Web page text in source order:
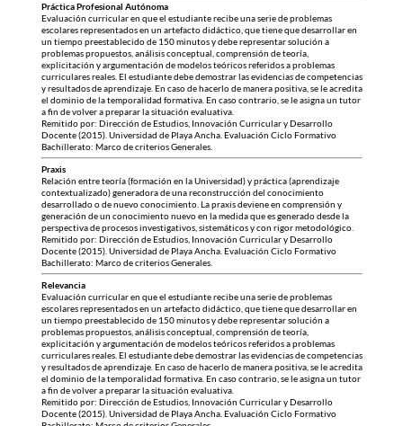
Práctica Profesional Autónoma
Evaluación curricular en que el estudiante recibe una serie de problemas
escolares representados en un artefacto didáctico, que tiene que desarrollar en
un tiempo preestablecido de 150 minutos y debe representar solución a
problemas propuestos, análisis conceptual, comprensión de teoría,
explicitación y argumentación de modelos teóricos referidos a problemas
curriculares reales. El estudiante debe demostrar las evidencias de competencias
y resultados de aprendizaje. En caso de hacerlo de manera positiva, se le acredita
el dominio de la temporalidad formativa. En caso contrario, se le asigna un tutor
a fin de volver a preparar la situación evaluativa.
Remitido por: Dirección de Estudios, Innovación Curricular y Desarrollo
Docente (2015). Universidad de Playa Ancha. Evaluación Ciclo Formativo
Bachillerato: Marco de criterios Generales.
Praxis
Relación entre teoría (formación en la Universidad) y práctica (aprendizaje
contextualizado) generadora de una reconstrucción del conocimiento
desarrollado o de nuevo conocimiento. La praxis deviene en comprensión y
generación de un conocimiento nuevo en la medida que es generado desde la
perspectiva de procesos investigativos, sistemáticos y con rigor metodológico.
Remitido por: Dirección de Estudios, Innovación Curricular y Desarrollo
Docente (2015). Universidad de Playa Ancha. Evaluación Ciclo Formativo
Bachillerato: Marco de criterios Generales.
Relevancia
Evaluación curricular en que el estudiante recibe una serie de problemas
escolares representados en un artefacto didáctico, que tiene que desarrollar en
un tiempo preestablecido de 150 minutos y debe representar solución a
problemas propuestos, análisis conceptual, comprensión de teoría,
explicitación y argumentación de modelos teóricos referidos a problemas
curriculares reales. El estudiante debe demostrar las evidencias de competencias
y resultados de aprendizaje. En caso de hacerlo de manera positiva, se le acredita
el dominio de la temporalidad formativa. En caso contrario, se le asigna un tutor
a fin de volver a preparar la situación evaluativa.
Remitido por: Dirección de Estudios, Innovación Curricular y Desarrollo
Docente (2015). Universidad de Playa Ancha. Evaluación Ciclo Formativo